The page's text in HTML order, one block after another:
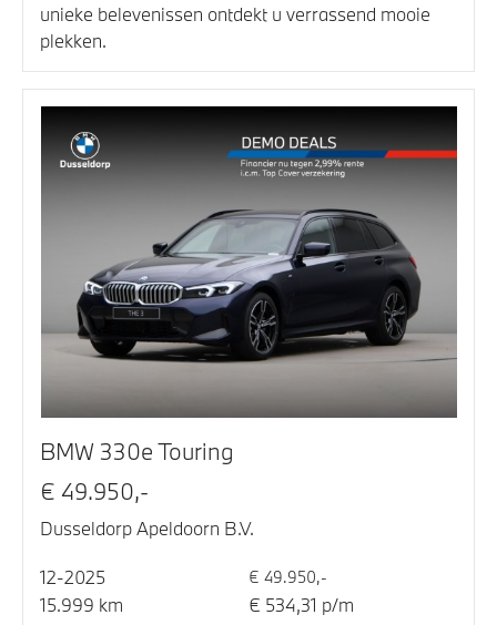
unieke belevenissen ontdekt u verrassend mooie
plekken.
BMW 330e Touring
€ 49.950,-
Dusseldorp Apeldoorn B.V.
12-2025 € 49.950,-
15.999 km € 534,31 p/m